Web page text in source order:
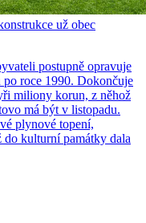
už obec
postupně opravuje
po roce 1990. Dokončuje
miliony korun, z něhož
má být v listopadu.
plynové topení,
do kulturní památky dala